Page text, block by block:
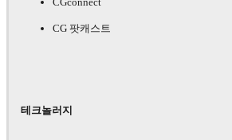
CG 팟캐스트
테크놀러지